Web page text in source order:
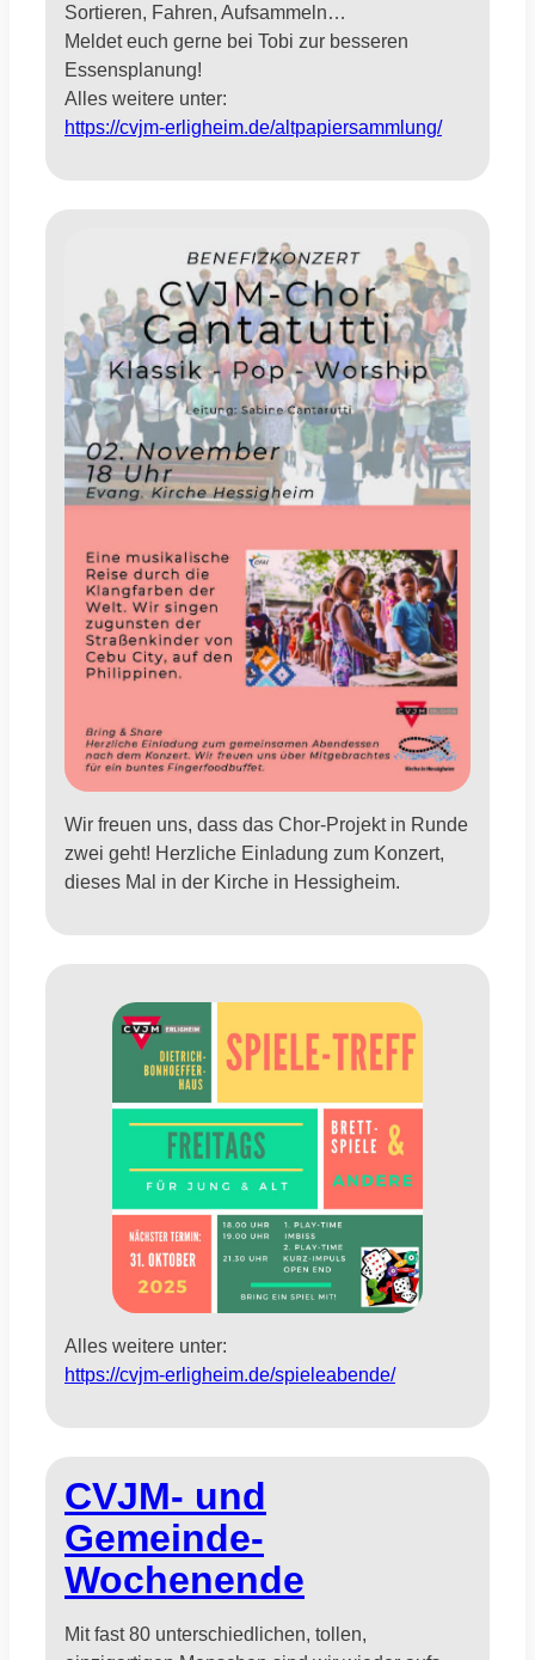
Sortieren, Fahren, Aufsammeln…
Meldet euch gerne bei Tobi zur besseren
Essensplanung!
Alles weitere unter:
https://cvjm-erligheim.de/altpapiersammlung/
Wir freuen uns, dass das Chor-Projekt in Runde
zwei geht! Herzliche Einladung zum Konzert,
dieses Mal in der Kirche in Hessigheim.
Alles weitere unter:
https://cvjm-erligheim.de/spieleabende/
CVJM- und
Gemeinde-
Wochenende
Mit fast 80 unterschiedlichen, tollen,